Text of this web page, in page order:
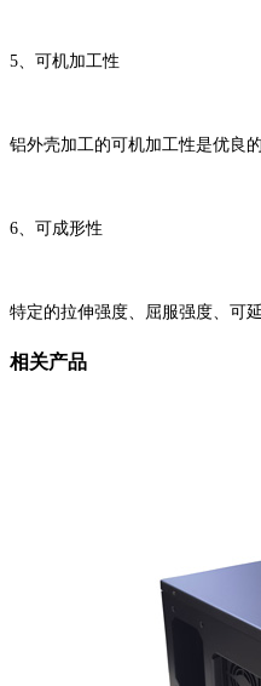
5、可机加工性
铝外壳加工的可机加工性是优良
6、可成形性
特定的拉伸强度、屈服强度、可
相关产品